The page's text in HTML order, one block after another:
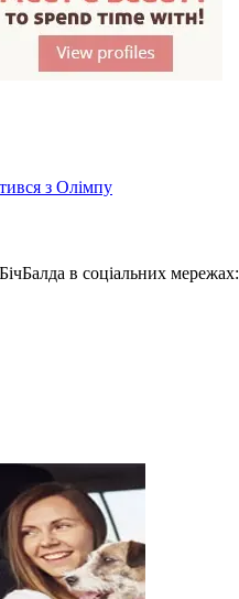
з Олімпу
в соціальних мережах: